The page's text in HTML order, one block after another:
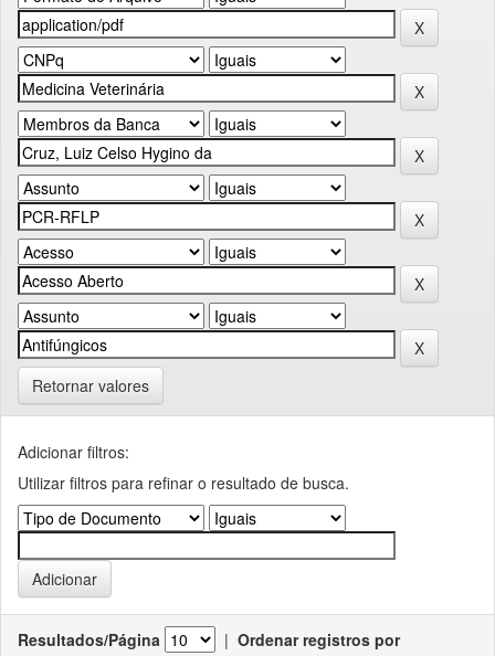
Retornar valores
Adicionar filtros:
Utilizar filtros para refinar o resultado de busca.
Resultados/Página | Ordenar registros por